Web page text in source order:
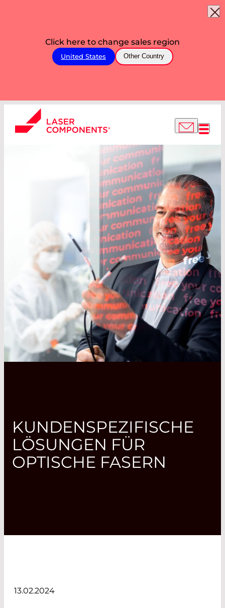
Click here to change sales region
United States Other Country
KUNDENSPEZIFISCHE
LÖSUNGEN FÜR
OPTISCHE FASERN
13.02.2024